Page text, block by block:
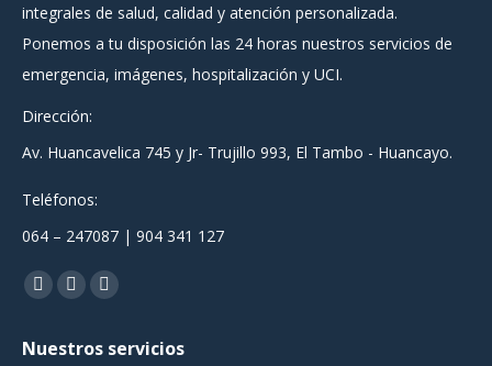
integrales de salud, calidad y atención personalizada.
Ponemos a tu disposición las 24 horas nuestros servicios de
emergencia, imágenes, hospitalización y UCI.
Dirección:
Av. Huancavelica 745 y Jr- Trujillo 993, El Tambo - Huancayo.
Teléfonos:
064 – 247087 | 904 341 127
Encuéntranos en:
Facebook
opens
YouTube
opens
Instagram
opens
Nuestros servicios